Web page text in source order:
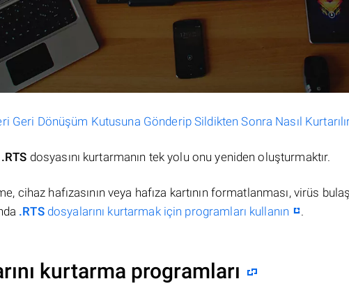
Geri Dönüşüm Kutusuna Gönderip Sildikten Sonra Nasıl
.RTS dosyasını kurtarmanın tek yolu onu yeniden oluşturmaktır.
cihaz hafızasının veya hafıza kartının formatlanması, virüs
.RTSdosyalarını kurtarmak için programları kullanın .
kurtarma programları